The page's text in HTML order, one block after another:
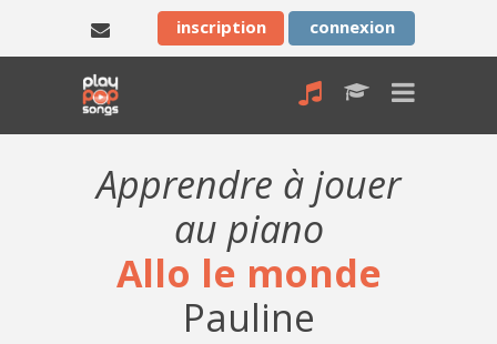
inscription connexion
Apprendre à jouer
au piano
Allo le monde
Pauline